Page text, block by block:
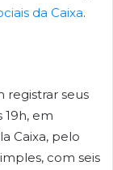
da Caixa.
registrar seus
19h, em
Caixa, pelo
com seis